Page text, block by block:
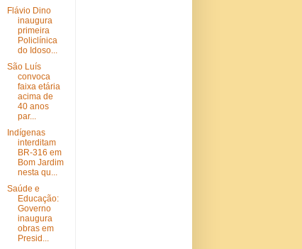
Flávio Dino
inaugura
primeira
Policlínica
do Idoso...
São Luís
convoca
faixa etária
acima de
40 anos
par...
Indígenas
interditam
BR-316 em
Bom Jardim
nesta qu...
Saúde e
Educação:
Governo
inaugura
obras em
Presid...